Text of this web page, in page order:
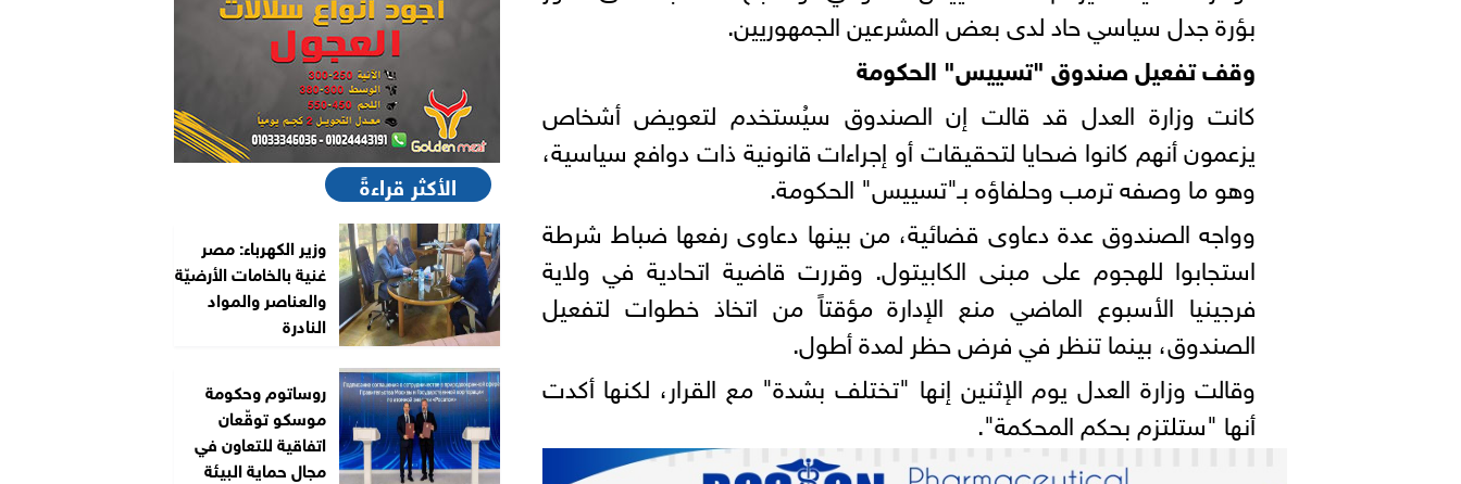
بؤرة جدل سياسي حاد لدى بعض المشرعين الجمهوريين.
وقف تفعيل صندوق "تسييس" الحكومة
كانت وزارة العدل قد قالت إن الصندوق سيُستخدم لتعويض أشخاص
يزعمون أنهم كانوا ضحايا لتحقيقات أو إجراءات قانونية ذات دوافع سياسية،
وهو ما وصفه ترمب وحلفاؤه بـ"تسييس" الحكومة.
وواجه الصندوق عدة دعاوى قضائية، من بينها دعاوى رفعها ضباط شرطة
استجابوا للهجوم على مبنى الكابيتول. وقررت قاضية اتحادية في ولاية
فرجينيا الأسبوع الماضي منع الإدارة مؤقتاً من اتخاذ خطوات لتفعيل
الصندوق، بينما تنظر في فرض حظر لمدة أطول.
وقالت وزارة العدل يوم الإثنين إنها "تختلف بشدة" مع القرار، لكنها أكدت
أنها "ستلتزم بحكم المحكمة".
الأكثر قراءةً
وزير الكهرباء: مصر
غنية بالخامات الأرضيّة
والعناصر والمواد
النادرة
روساتوم وحكومة
موسكو توقّعان
اتفاقية للتعاون في
مجال حماية البيئة